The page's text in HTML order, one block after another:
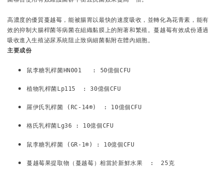
高濃度的優質蔓越莓，能被腸胃以最快的速度吸收，並轉化為花青素，能有
效的抑制大腸桿菌等病菌在組織黏膜上的附著和繁殖。蔓越莓有效成份通過
吸收進入生殖泌尿系統阻止致病細菌黏附在體內細胞。
主要成份
鼠李糖乳桿菌HN001   : 50億個CFU
植物乳桿菌Lp115  : 30億個CFU
羅伊氏乳桿菌 (RC-14®)  : 10億個CFU
格氏乳桿菌Lg36 : 10億個CFU
鼠李糖乳桿菌 (GR-1®) : 10億個CFU
蔓越莓果提取物（蔓越莓）相當於新鮮水果  :  25克